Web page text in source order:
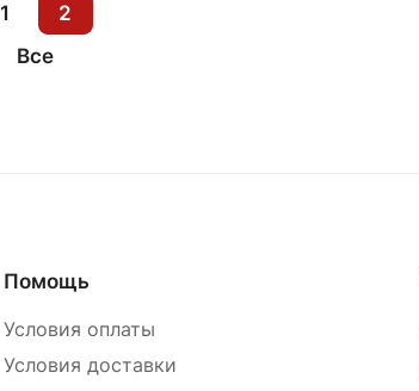
1
2
Все
Помощь
Условия оплаты
Условия доставки